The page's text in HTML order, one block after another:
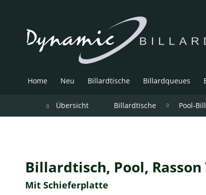
Home Neu Billardtische Billardqueues
Übersicht Billardtische Pool-
Billardtisch, Pool,
Mit Schieferplatte